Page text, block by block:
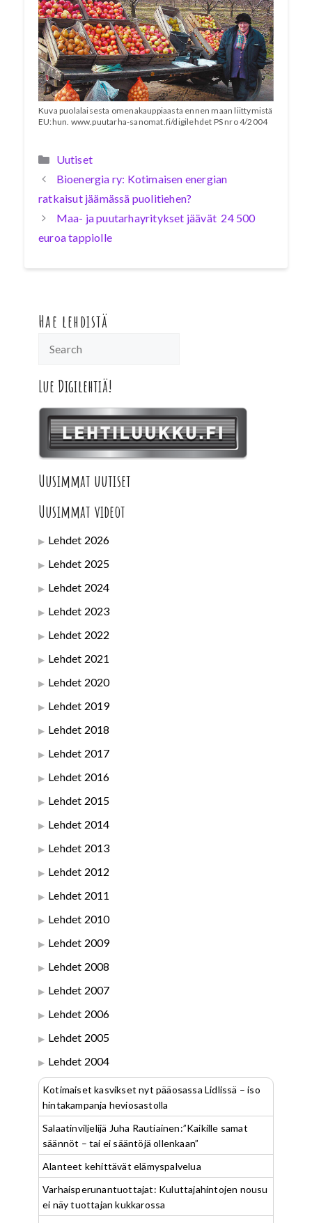
Kuva puolalaisesta omenakauppiaasta ennen maan liittymistä
EU:hun. www.puutarha-sanomat.fi/digilehdet PS nro 4/2004
Kategoriat
Uutiset
Bioenergia ry: Kotimaisen energian
ratkaisut jäämässä puolitiehen?
Maa- ja puutarhayritykset jäävät 24 500
euroa tappiolle
Hae lehdistä
Lue Digilehtiä!
Uusimmat uutiset
Uusimmat videot
Lehdet 2026
Lehdet 2025
Lehdet 2024
Lehdet 2023
Lehdet 2022
Lehdet 2021
Lehdet 2020
Lehdet 2019
Lehdet 2018
Lehdet 2017
Lehdet 2016
Lehdet 2015
Lehdet 2014
Lehdet 2013
Lehdet 2012
Lehdet 2011
Lehdet 2010
Lehdet 2009
Lehdet 2008
Lehdet 2007
Lehdet 2006
Lehdet 2005
Lehdet 2004
Kotimaiset kasvikset nyt pääosassa Lidlissä – iso
hintakampanja heviosastolla
Salaatinviljelijä Juha Rautiainen:”Kaikille samat
säännöt – tai ei sääntöjä ollenkaan”
Alanteet kehittävät elämyspalvelua
Varhaisperunantuottajat: Kuluttajahintojen nousu
ei näy tuottajan kukkarossa